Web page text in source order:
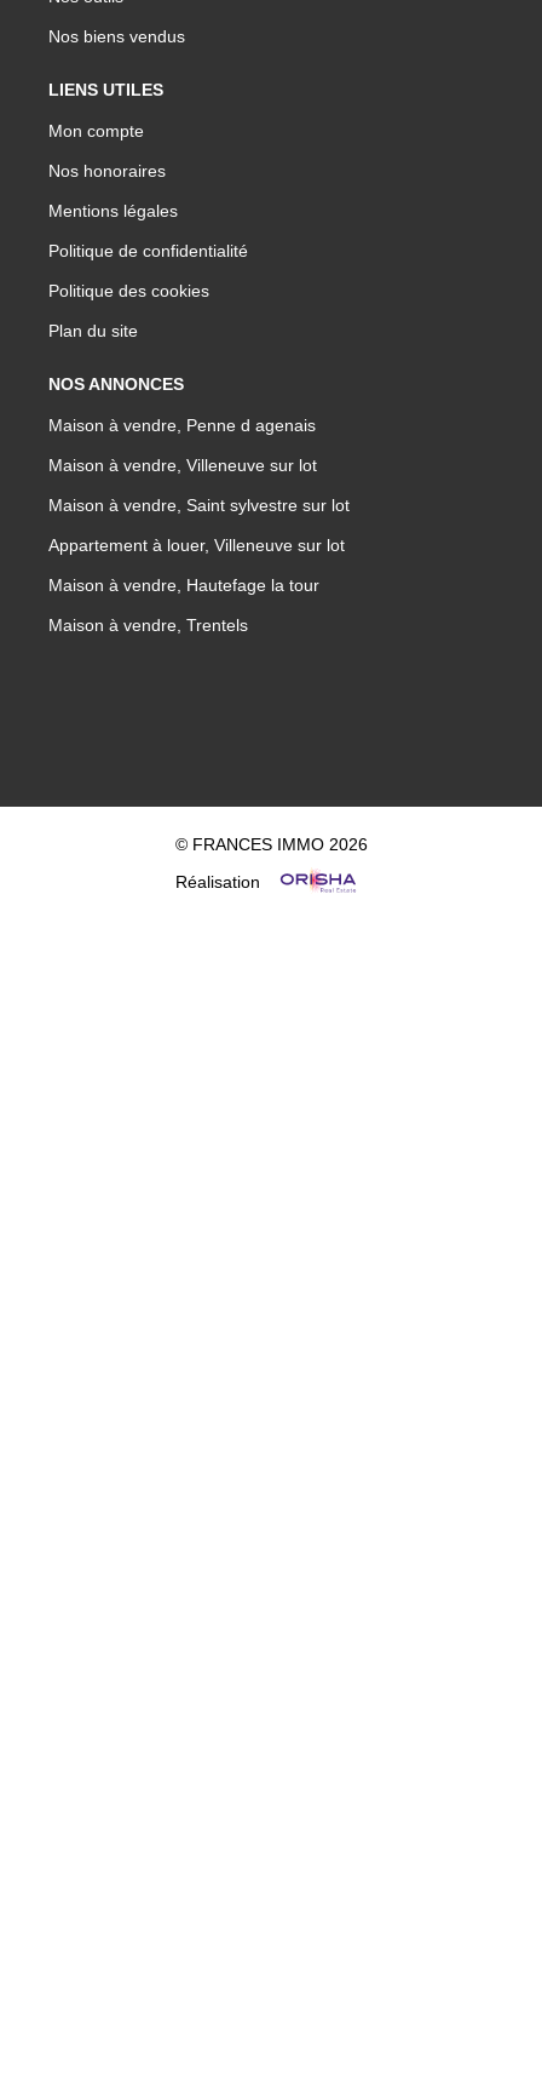
Nos biens vendus
LIENS UTILES
Mon compte
Nos honoraires
Mentions légales
Politique de confidentialité
Politique des cookies
Plan du site
NOS ANNONCES
Maison à vendre, Penne d agenais
Maison à vendre, Villeneuve sur lot
Maison à vendre, Saint sylvestre sur lot
Appartement à louer, Villeneuve sur lot
Maison à vendre, Hautefage la tour
Maison à vendre, Trentels
© FRANCES IMMO 2026
Réalisation